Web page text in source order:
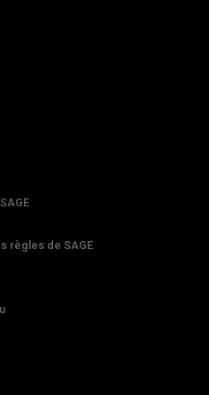
règles de SAGE